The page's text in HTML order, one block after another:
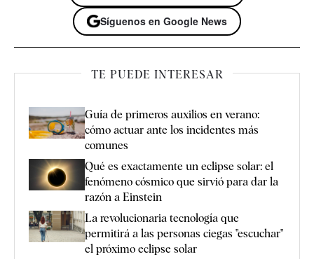
Síguenos en Google News
TE PUEDE INTERESAR
Guía de primeros auxilios en verano:
cómo actuar ante los incidentes más
comunes
Qué es exactamente un eclipse solar: el
fenómeno cósmico que sirvió para dar la
razón a Einstein
La revolucionaria tecnología que
permitirá a las personas ciegas "escuchar"
el próximo eclipse solar